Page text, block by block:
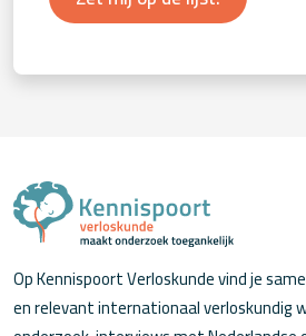
Op Kennispoort Verloskunde vind je
en relevant internationaal verloskundig